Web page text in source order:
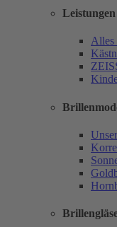
Leistungen
Alles